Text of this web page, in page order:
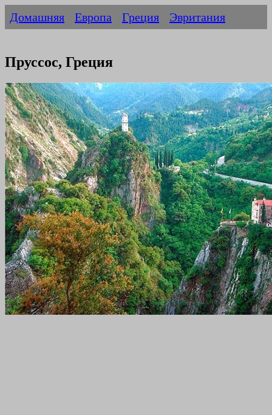
Домашняя Европа Греция Эвритания
Пруссос, Греция